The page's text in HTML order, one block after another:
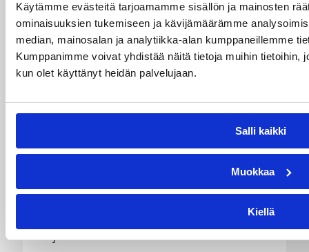
Käytämme evästeitä tarjoamamme sisällön ja mainosten
ominaisuuksien tukemiseen ja kävijämäärämme
median, mainosalan ja analytiikka-alan kumppaneillemme
Kumppanimme voivat yhdistää näitä tietoja muihin tietoihin,
kun olet käyttänyt heidän palvelujaan.
Salli kaikki
Muokkaa
Kiellä
Suomalaiset ulkomailla 08.08.2026 08:54
Wingsille tappio Valkyriesia
vastaan – Kuier neljä pistettä
ja kaksi torjuntaa
loppulukemin 94-76 (44-36). Awak Kuier tilastoi
vaihdoissa yhdeksässä ja puolessa minuutissa
torjuntaa.